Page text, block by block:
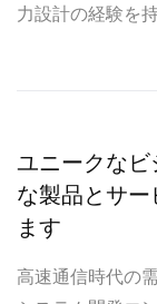
力設計の経験を
ユニークな
な製品とサ
ます
高速通信時代の